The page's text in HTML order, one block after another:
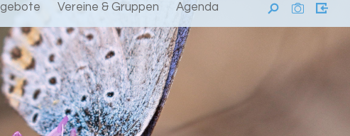
Vereine & Gruppen Agenda